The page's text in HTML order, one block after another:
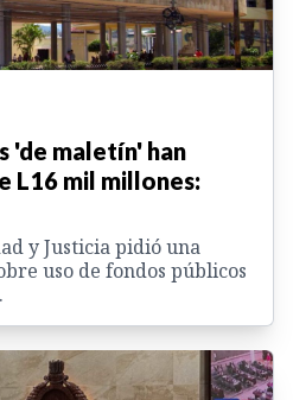
'de maletín' han
L16 mil millones:
y Justicia pidió una
uso de fondos públicos